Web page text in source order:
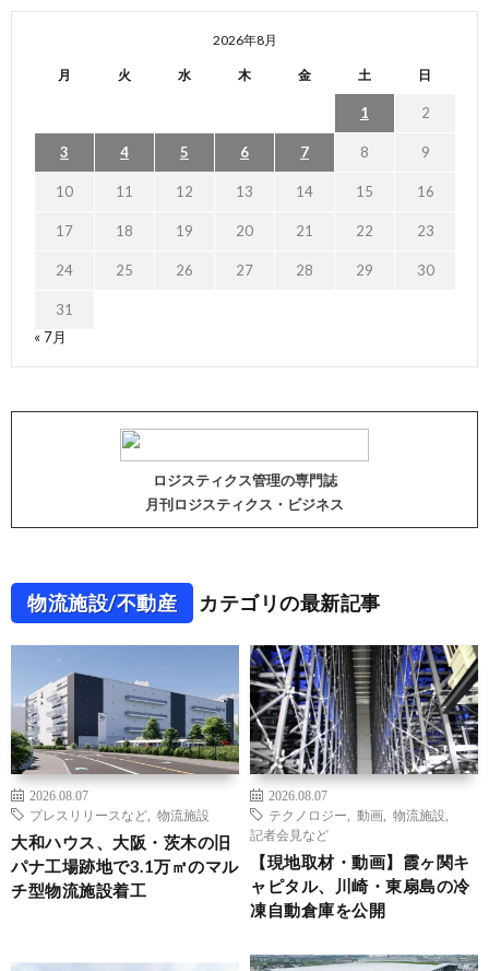
2026年8月
月 火 水 木 金 土 日
1 2
3 4 5 6 7 8 9
10 11 12 13 14 15 16
17 18 19 20 21 22 23
24 25 26 27 28 29 30
31
« 7月
ロジスティクス管理の専門誌
月刊ロジスティクス・ビジネス
物流施設/不動産 カテゴリの最新記事
2026.08.07
プレスリリースなど
物流施設
大和ハウス、大阪・茨木の旧
パナ工場跡地で3.1万㎡のマル
チ型物流施設着工
2026.08.07
テクノロジー
動画 物流施設
記者会見など
【現地取材・動画】霞ヶ関キ
ャピタル、川崎・東扇島の冷
凍自動倉庫を公開